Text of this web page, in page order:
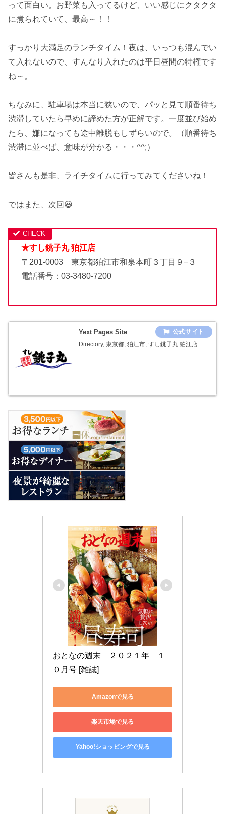
って面白い。お野菜も入ってるけど、いい感じにクタクタ
に煮られていて、最高～！！
すっかり大満足のランチタイム！夜は、いっつも混んでい
て入れないので、すんなり入れたのは平日昼間の特権です
ね～。
ちなみに、駐車場は本当に狭いので、パッと見て順番待ち
渋滞していたら早めに諦めた方が正解です。一度並び始め
たら、嫌になっても途中離脱もしずらいので。（順番待ち
渋滞に並べば、意味が分かる・・・^^;）
皆さんも是非、ライチタイムに行ってみてくださいね！
ではまた、次回😃
★すし銚子丸 狛江店
〒201-0003 東京都狛江市和泉本町３丁目９−３
電話番号：03-3480-7200
Yext Pages Site
Directory, 東京都, 狛江市, すし銚子丸 狛江店.
おとなの週末　２０２１年　１
０月号 [雑誌]
Amazonで見る
楽天市場で見る
Yahoo!ショッピングで見る